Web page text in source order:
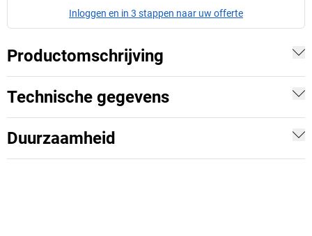
Inloggen en in 3 stappen naar uw offerte
Productomschrijving
Technische gegevens
Duurzaamheid